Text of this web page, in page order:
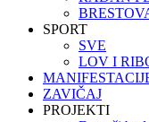
SPORT
SVE
LOV I
ZAVIČAJ
PROJEKTI